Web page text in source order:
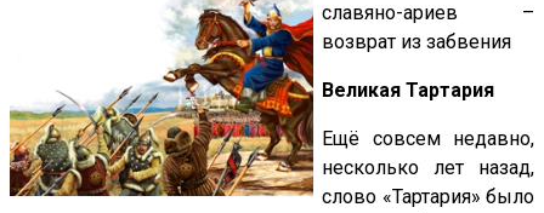
славяно-ариев –
возврат из забвения
Великая Тартария
Ещё совсем недавно,
несколько лет назад,
слово «Тартария» было